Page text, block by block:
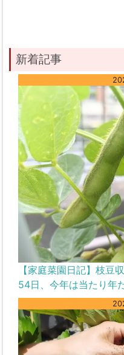
新着記事
【家庭菜園日記】枝豆
54日、今年は当たり年